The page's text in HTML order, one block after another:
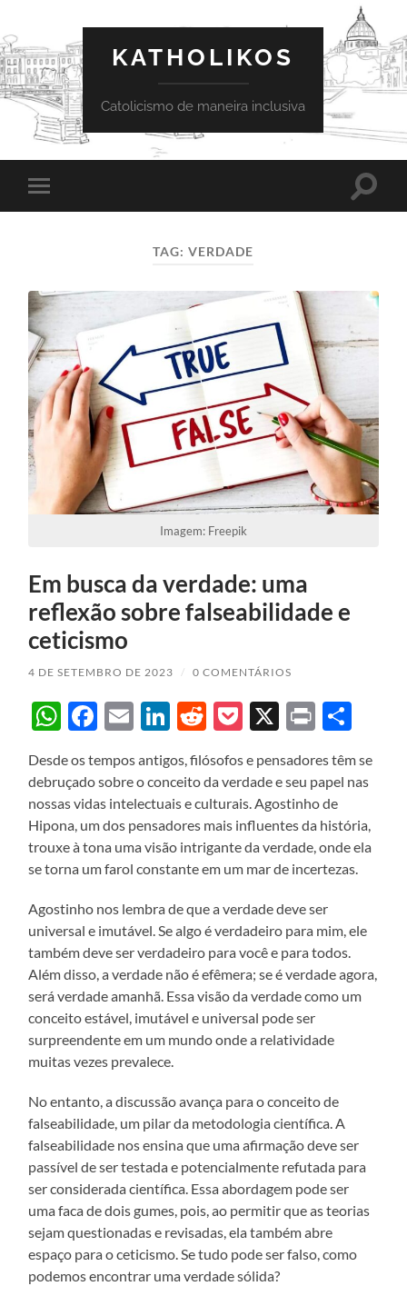
KATHOLIKOS
Catolicismo de maneira inclusiva
Toggle
mobile
Toggle
TAG:VERDADE
Imagem: Freepik
Em busca da verdade: uma
reflexão sobre falseabilidade e
ceticismo
4 DE SETEMBRO DE 2023 / 0 COMENTÁRIOS
WhatsApp
Facebook
EmailLinkedIn
Reddit
Pocket
X Print
Desde os tempos antigos, filósofos e pensadores têm se
debruçado sobre o conceito da verdade e seu papel nas
nossas vidas intelectuais e culturais. Agostinho de
Hipona, um dos pensadores mais influentes da história,
trouxe à tona uma visão intrigante da verdade, onde ela
se torna um farol constante em um mar de incertezas.
Agostinho nos lembra de que a verdade deve ser
universal e imutável. Se algo é verdadeiro para mim, ele
também deve ser verdadeiro para você e para todos.
Além disso, a verdade não é efêmera; se é verdade agora,
será verdade amanhã. Essa visão da verdade como um
conceito estável, imutável e universal pode ser
surpreendente em um mundo onde a relatividade
muitas vezes prevalece.
No entanto, a discussão avança para o conceito de
falseabilidade, um pilar da metodologia científica. A
falseabilidade nos ensina que uma afirmação deve ser
passível de ser testada e potencialmente refutada para
ser considerada científica. Essa abordagem pode ser
uma faca de dois gumes, pois, ao permitir que as teorias
sejam questionadas e revisadas, ela também abre
espaço para o ceticismo. Se tudo pode ser falso, como
podemos encontrar uma verdade sólida?